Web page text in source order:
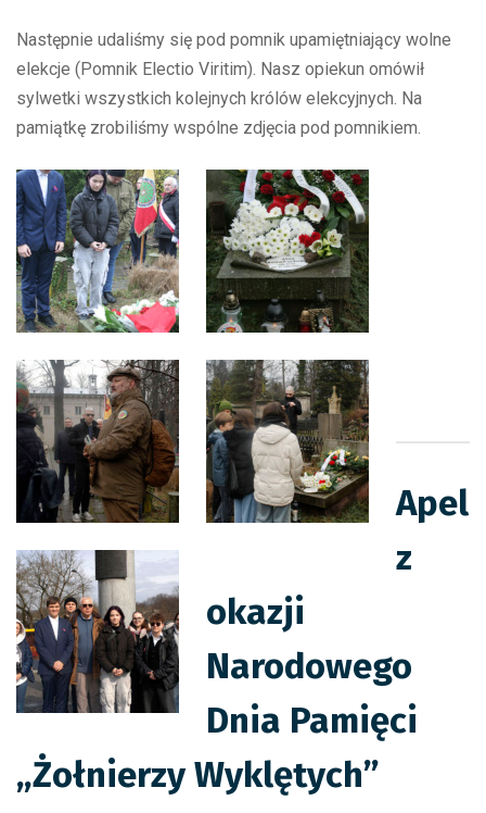
Następnie udaliśmy się pod pomnik upamiętniający wolne
elekcje (Pomnik Electio Viritim). Nasz opiekun omówił
sylwetki wszystkich kolejnych królów elekcyjnych. Na
pamiątkę zrobiliśmy wspólne zdjęcia pod pomnikiem.
Apel
z
okazji
Narodowego
Dnia Pamięci
„Żołnierzy Wyklętych”